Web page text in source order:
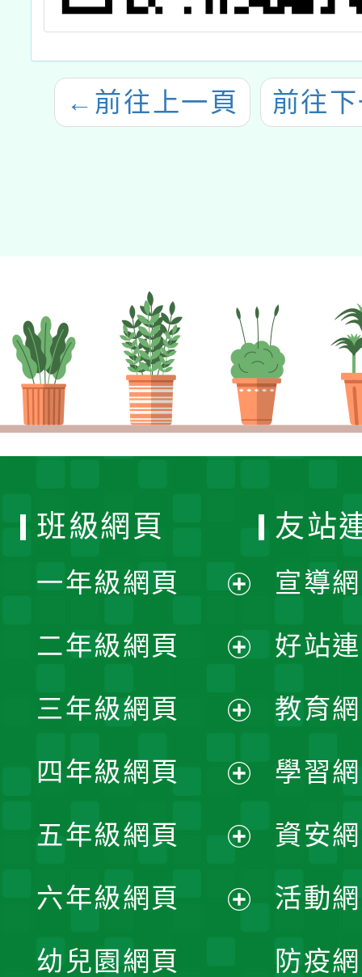
← 前往上一頁 前往
班級網頁
一年級網頁
開
選
單
二年級網頁
開
選
單
三年級網頁
開
選
單
四年級網頁
開
選
五年級網頁
開
六年級網頁
幼兒園網頁
友站
宣導
好站
教育
學習
資安
活動
防疫